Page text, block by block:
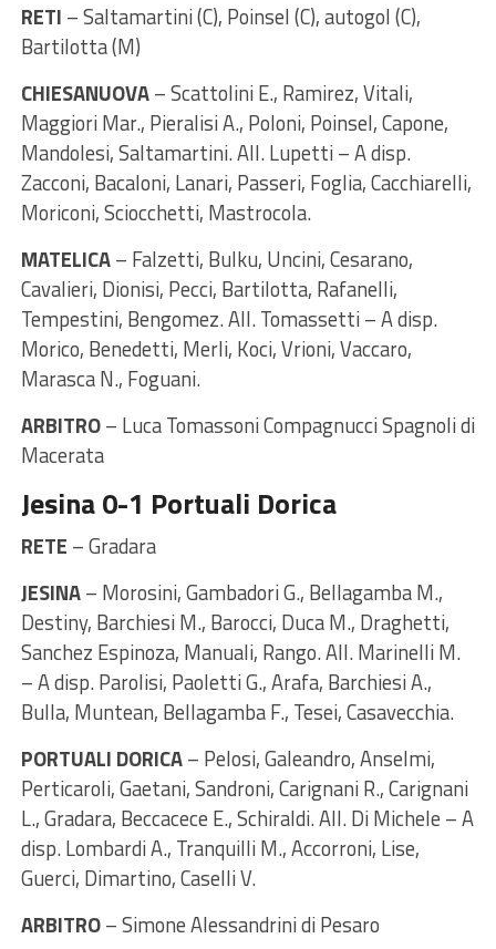
RETI – Saltamartini (C), Poinsel (C), autogol (C),
Bartilotta (M)
CHIESANUOVA– Scattolini E., Ramirez, Vitali,
Maggiori Mar., Pieralisi A., Poloni, Poinsel, Capone,
Mandolesi, Saltamartini. All. Lupetti – A disp.
Zacconi, Bacaloni, Lanari, Passeri, Foglia, Cacchiarelli,
Moriconi, Sciocchetti, Mastrocola.
MATELICA– Falzetti, Bulku, Uncini, Cesarano,
Cavalieri, Dionisi, Pecci, Bartilotta, Rafanelli,
Tempestini, Bengomez. All. Tomassetti – A disp.
Morico, Benedetti, Merli, Koci, Vrioni, Vaccaro,
Marasca N., Foguani.
ARBITRO– Luca Tomassoni Compagnucci Spagnoli di
Macerata
Jesina 0-1 Portuali Dorica
RETE – Gradara
JESINA– Morosini, Gambadori G., Bellagamba M.,
Destiny, Barchiesi M., Barocci, Duca M., Draghetti,
Sanchez Espinoza, Manuali, Rango. All. Marinelli M.
– A disp. Parolisi, Paoletti G., Arafa, Barchiesi A.,
Bulla, Muntean, Bellagamba F., Tesei, Casavecchia.
PORTUALI DORICA– Pelosi, Galeandro, Anselmi,
Perticaroli, Gaetani, Sandroni, Carignani R., Carignani
L., Gradara, Beccacece E., Schiraldi. All. Di Michele – A
disp. Lombardi A., Tranquilli M., Accorroni, Lise,
Guerci, Dimartino, Caselli V.
ARBITRO– Simone Alessandrini di Pesaro